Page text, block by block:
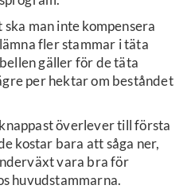
man inte kompensera
fler stammar i täta
gäller för de täta
per hektar om beståndet
överlever till första
kostar bara att såga ner,
vara bra för
huvudstammarna.